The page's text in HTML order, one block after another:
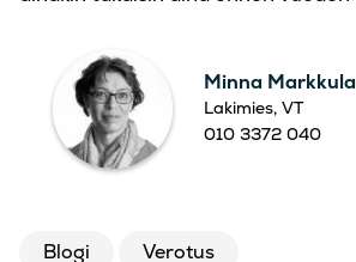
Minna Markkula
Lakimies, VT
010 3372 040
Blogi Verotus